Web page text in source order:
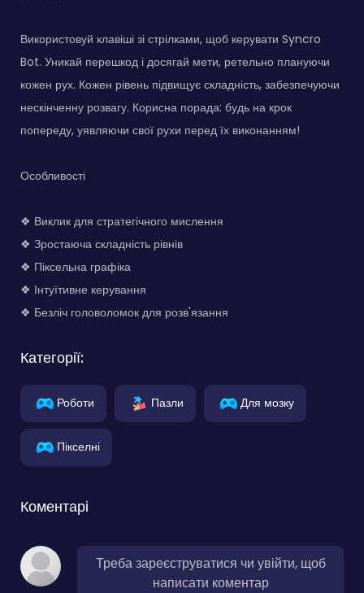
Використовуй клавіші зі стрілками, щоб керувати Syncro
Bot. Уникай перешкод і досягай мети, ретельно плануючи
кожен рух. Кожен рівень підвищує складність, забезпечуючи
нескінченну розвагу. Корисна порада: будь на крок
попереду, уявляючи свої рухи перед їх виконанням!
Особливості
❖ Виклик для стратегічного мислення
❖ Зростаюча складність рівнів
❖ Піксельна графіка
❖ Інтуїтивне керування
❖ Безліч головоломок для розв'язання
Категорії:
Роботи Пазли Для мозку
Пікселні
Коментарі
Треба зареєструватися чи увійти, щоб
написати коментар